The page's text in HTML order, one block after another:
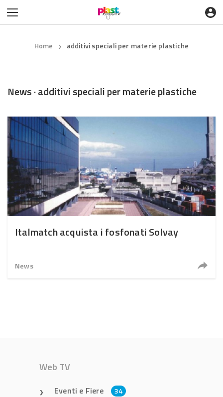
Home ❯ additivi speciali per materie plastiche
News · additivi speciali per materie plastiche
Italmatch acquista i fosfonati Solvay
News
Web TV
Eventi e Fiere 34